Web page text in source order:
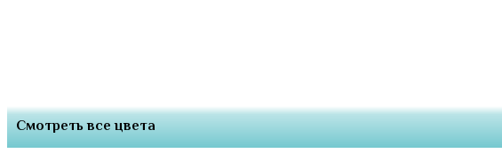
Смотреть все цвета